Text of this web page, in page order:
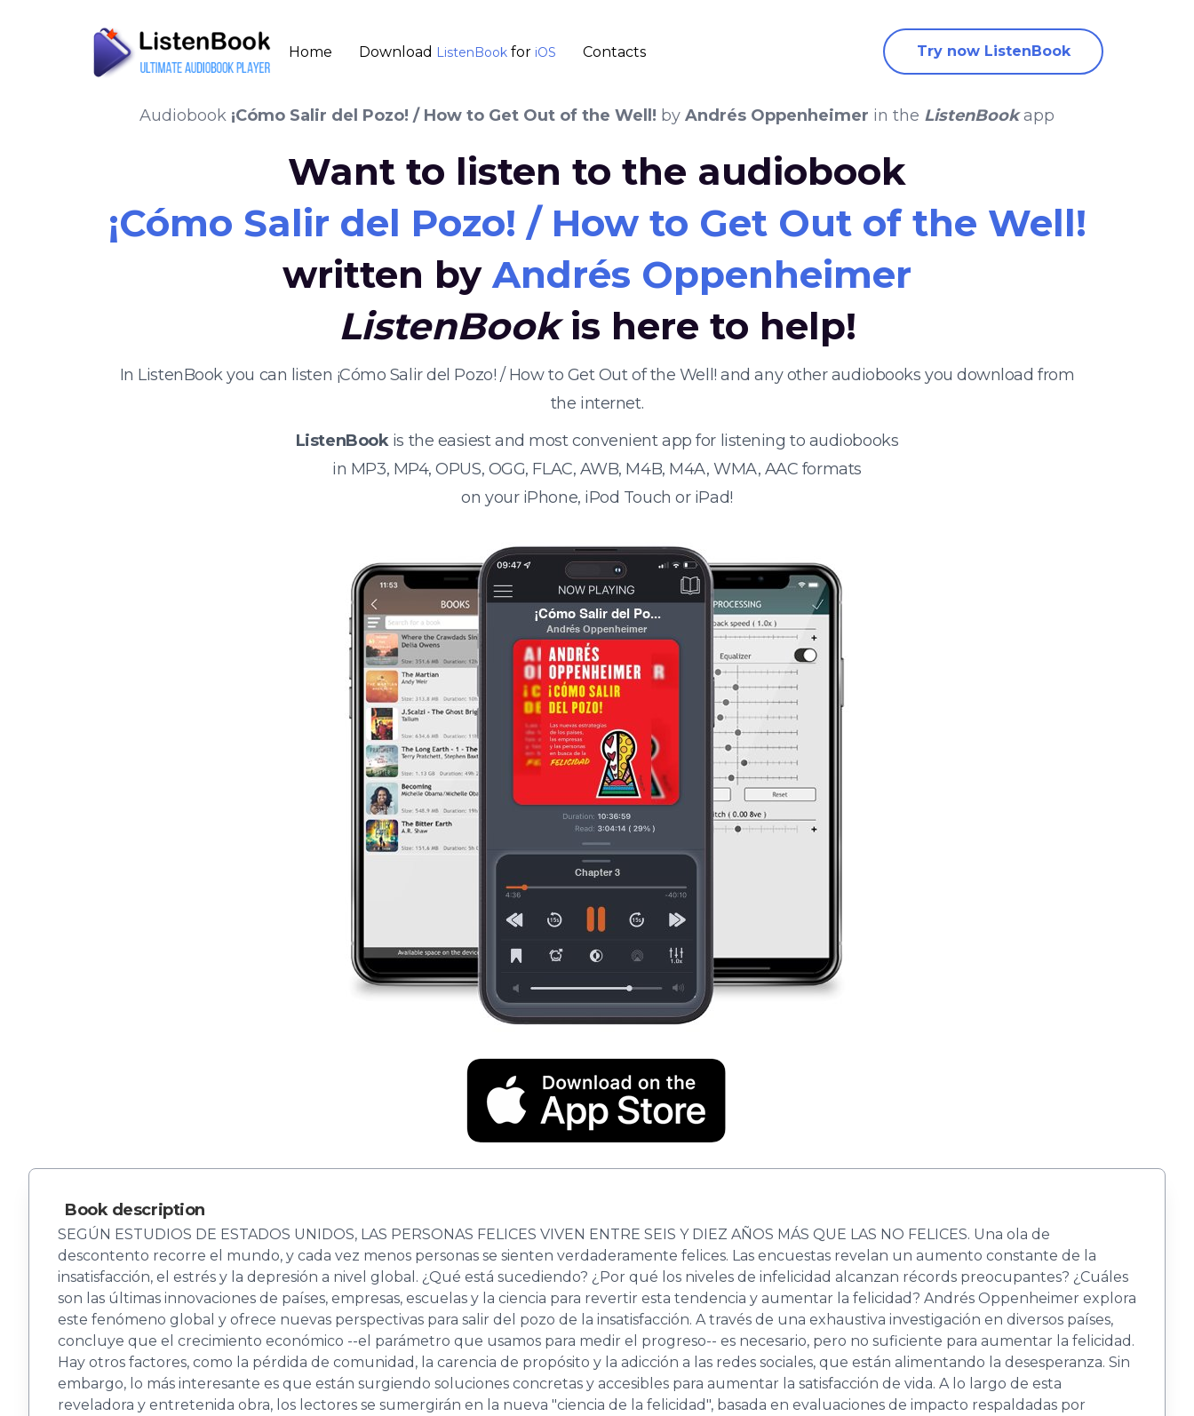
Home Download ListenBook for iOS Contacts Try now ListenBook
Audiobook ¡Cómo Salir del Pozo! / How to Get Out of the Well! by Andrés Oppenheimer in the ListenBookapp
Want to listen to the audiobook
¡Cómo Salir del Pozo! / How to Get Out of the Well!
written byAndrés Oppenheimer
ListenBookis here to help!
In ListenBook you can listen ¡Cómo Salir del Pozo! / How to Get Out of the Well! and any other audiobooks you download from
the internet.
ListenBookis the easiest and most convenient app for listening to audiobooks
in MP3, MP4, OPUS, OGG, FLAC, AWB, M4B, M4A, WMA, AAC formats
on your iPhone, iPod Touch or iPad!
Book description
SEGÚN ESTUDIOS DE ESTADOS UNIDOS, LAS PERSONAS FELICES VIVEN ENTRE SEIS Y DIEZ AÑOS MÁS QUE LAS NO FELICES. Una ola de
descontento recorre el mundo, y cada vez menos personas se sienten verdaderamente felices. Las encuestas revelan un aumento cons­tante de la
insatisfacción, el estrés y la depresión a nivel global. ¿Qué está sucediendo? ¿Por qué los niveles de infelicidad alcanzan récords preocupantes? ¿Cuáles
son las últimas innovaciones de países, empresas, escuelas y la ciencia para revertir esta tendencia y aumentar la felicidad? Andrés Oppenheimer explora
este fenómeno global y ofrece nuevas perspectivas para salir del pozo de la insatisfacción. A través de una ex­haustiva investigación en diversos países,
concluye que el crecimiento económico --el parámetro que usamos para medir el progreso-- es ne­cesario, pero no suficiente para aumentar la felicidad.
Hay otros factores, como la pérdida de comunidad, la carencia de propósito y la adicción a las redes sociales, que están alimentando la desesperanza. Sin
embargo, lo más interesante es que están surgiendo soluciones concretas y accesi­bles para aumentar la satisfacción de vida. A lo largo de esta
reveladora y entretenida obra, los lectores se su­mergirán en la nueva "ciencia de la felicidad", basada en evaluaciones de impacto respaldadas por